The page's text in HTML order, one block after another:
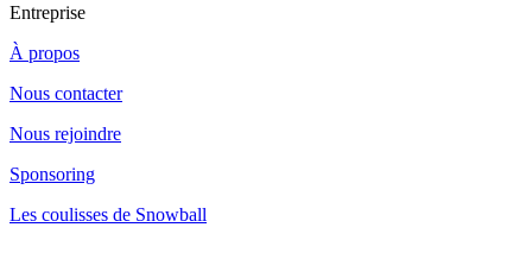
Entreprise
À propos
Nous contacter
Nous rejoindre
Sponsoring
Les coulisses de Snowball